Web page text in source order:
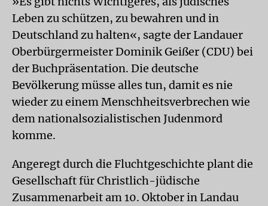
Leben zu schützen, zu bewahren und in
Deutschland zu halten«, sagte der Landauer
Oberbürgermeister Dominik Geißer (CDU) bei
der Buchpräsentation. Die deutsche
Bevölkerung müsse alles tun, damit es nie
wieder zu einem Menschheitsverbrechen wie
dem nationalsozialistischen Judenmord
komme.
Angeregt durch die Fluchtgeschichte plant die
Gesellschaft für Christlich-jüdische
Zusammenarbeit am 10. Oktober in Landau